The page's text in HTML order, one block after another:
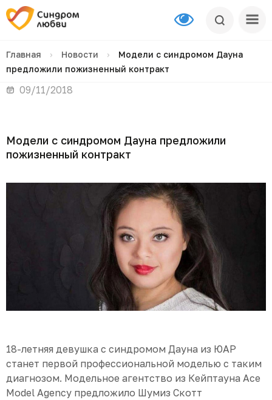
Главная › Новости ›
Модели с синдромом Дауна
предложили пожизненный контракт
09/11/2018
Модели с синдромом Дауна предложили
пожизненный контракт
18-летняя девушка с синдромом Дауна из ЮАР
станет первой профессиональной моделью с таким
диагнозом. Модельное агентство из Кейптауна Ace
Model Agency предложило Шумиз Скотт